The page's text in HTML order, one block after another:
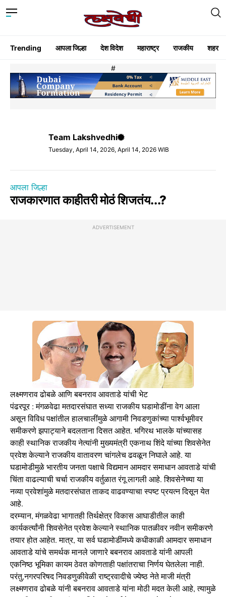
Trending आपला जिल्हा देश विदेश महाराष्ट्र राजकीय शहर
#
Team Lakshvedhi
Tuesday, April 14, 2026, April 14, 2026 WIB
आपला जिल्हा
राजकारणात काहीतरी मोठं शिजतंय...?
ADVERTISEMENT
लक्ष्मणराव ढोबळे आणि बबनराव आवताडे यांची भेट
पंढरपूर : मंगळवेढा मतदारसंघात सध्या राजकीय घडामोडींना वेग आला
असून विविध पक्षांतील हालचालींमुळे आगामी निवडणुकांच्या पार्श्वभूमीवर
समीकरणे झपाट्याने बदलताना दिसत आहेत. भगिरथ भालके यांच्यासह
काही स्थानिक राजकीय नेत्यांनी मुख्यमंत्री एकनाथ शिंदे यांच्या शिवसेनेत
प्रवेश केल्याने राजकीय वातावरण चांगलेच ढवळून निघाले आहे. या
घडामोडीमुळे भारतीय जनता पक्षाचे विद्यमान आमदार समाधान आवताडे यांची
चिंता वाढल्याची चर्चा राजकीय वर्तुळात रंगू लागली आहे. शिवसेनेच्या या
नव्या प्रवेशांमुळे मतदारसंघात ताकद वाढवण्याचा स्पष्ट प्रयत्न दिसून येत
आहे.
दरम्यान, मंगळवेढा भागातही तिर्थक्षेत्र विकास आघाडीतील काही
कार्यकर्त्यांनी शिवसेनेत प्रवेश केल्याने स्थानिक पातळीवर नवीन समीकरणे
तयार होत आहेत. मात्र, या सर्व घडामोडींमध्ये कधीकाळी आमदार समाधान
आवताडे यांचे समर्थक मानले जाणारे बबनराव आवताडे यांनी आपली
एकनिष्ठ भूमिका कायम ठेवत कोणताही पक्षांतराचा निर्णय घेतलेला नाही.
परंतु,नगरपरिषद निवडणुकीवेळी राष्ट्रवादीचे ज्येष्ठ नेते माजी मंत्री
लक्ष्मणराव ढोबळे यांनी बबनराव आवताडे यांना मोठी मदत केली आहे, त्यामुळे